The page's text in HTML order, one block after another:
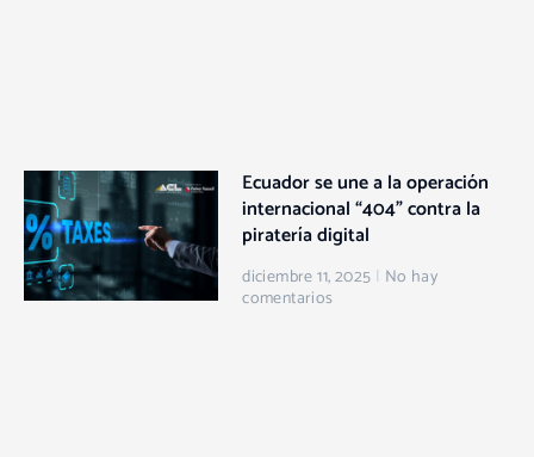
Ecuador se une a la operación
internacional “404” contra la
piratería digital
diciembre 11, 2025 No hay
comentarios